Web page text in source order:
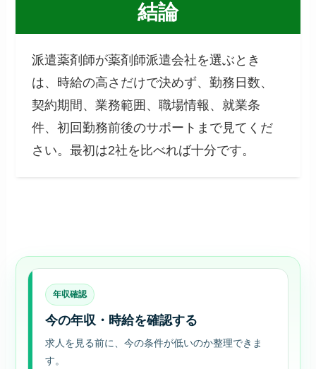
結論
派遣薬剤師が薬剤師派遣会社を選ぶとき
は、時給の高さだけで決めず、勤務日数、
契約期間、業務範囲、職場情報、就業条
件、初回勤務前後のサポートまで見てくだ
さい。最初は2社を比べれば十分です。
年収確認
今の年収・時給を確認する
求人を見る前に、今の条件が低いのか整理できま
す。